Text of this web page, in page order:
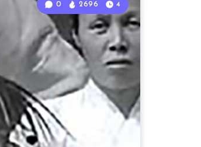
0 2696 4